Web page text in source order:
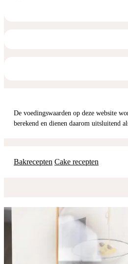
De voedingswaarden op deze website worden automatisch
berekend en dienen daarom uitsluitend
Bakrecepten Cake recepten